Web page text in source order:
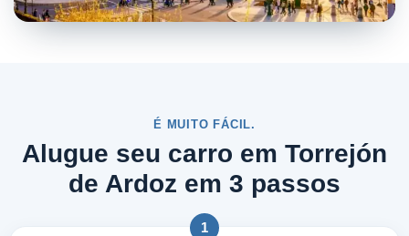
É MUITO FÁCIL.
Alugue seu carro em Torrejón
de Ardoz em 3 passos
1